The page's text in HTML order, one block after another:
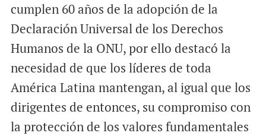
cumplen 60 años de la adopción de la
Declaración Universal de los Derechos
Humanos de la ONU, por ello destacó la
necesidad de que los líderes de toda
América Latina mantengan, al igual que los
dirigentes de entonces, su compromiso con
la protección de los valores fundamentales